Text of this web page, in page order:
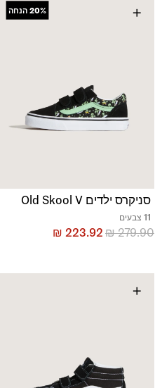
+
20% הנחה
סניקרס ילדים Old Skool V
11 צבעים
₪279.90
₪ 223.92
+